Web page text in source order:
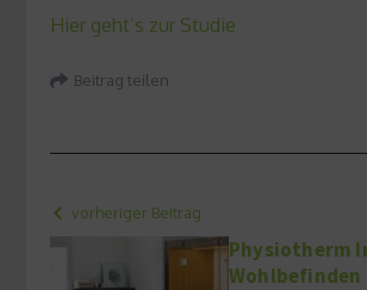
Hier geht’s zur Studie
Beitrag teilen
vorheriger Beitrag
Physiotherm
Wohlbefinden